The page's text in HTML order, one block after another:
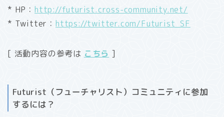
* HP： http://futurist.cross-community.net/
* Twitter： https://twitter.com/Futurist_SF
[ 活動内容の参考は こちら ]
Futurist（フューチャリスト）コミュニティに参加
するには？